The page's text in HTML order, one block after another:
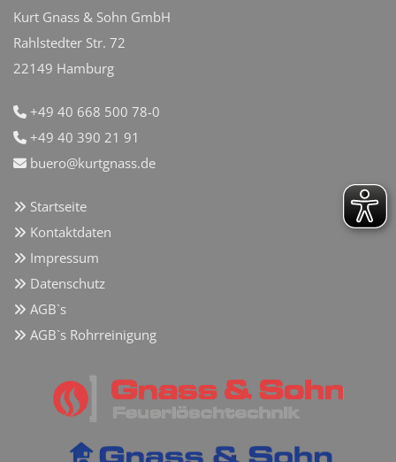
Kurt Gnass & Sohn GmbH
Rahlstedter Str. 72
22149 Hamburg
 +49 40 668 500 78-0
 +49 40 390 21 91
 buero@kurtgnass.de
 Startseite
 Kontaktdaten
 Impressum
 Datenschutz
 AGB`s
 AGB`s Rohrreinigung